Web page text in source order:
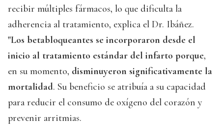
recibir múltiples fármacos, lo que dificulta la
adherencia al tratamiento, explica el Dr. Ibáñez.
"Los betabloqueantes se incorporaron desde el
inicio al tratamiento estándar del infarto porque,
en su momento, disminuyeron significativamente la
mortalidad. Su beneficio se atribuía a su capacidad
para reducir el consumo de oxígeno del corazón y
prevenir arritmias.